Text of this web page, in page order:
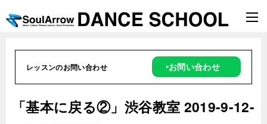
レッスンのお問い合わせ ‣お問い合わせ
「基本に戻る②」渋谷教室 2019-9-12-